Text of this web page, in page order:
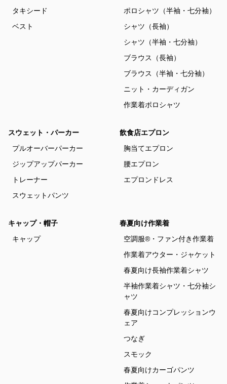
タキシード
ベスト
ポロシャツ（半袖・七分袖）
シャツ（長袖）
シャツ（半袖・七分袖）
ブラウス（長袖）
ブラウス（半袖・七分袖）
ニット・カーディガン
作業着ポロシャツ
スウェット・パーカー
プルオーバーパーカー
ジップアップパーカー
トレーナー
スウェットパンツ
飲食店エプロン
胸当てエプロン
腰エプロン
エプロンドレス
キャップ・帽子
キャップ
春夏向け作業着
空調服®・ファン付き作業着
作業着アウター・ジャケット
春夏向け長袖作業着シャツ
半袖作業着シャツ・七分袖シ
ャツ
春夏向けコンプレッションウ
ェア
つなぎ
スモック
春夏向けカーゴパンツ